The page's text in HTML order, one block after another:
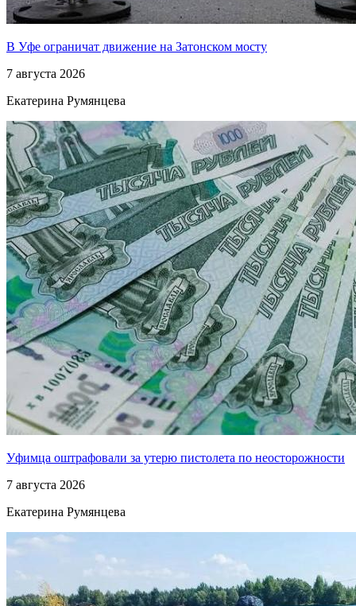
В Уфе ограничат движение на Затонском мосту
7 августа 2026
Екатерина Румянцева
Уфимца оштрафовали за утерю пистолета по неосторожности
7 августа 2026
Екатерина Румянцева